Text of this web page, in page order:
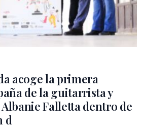
acoge la primera
de la guitarrista y
Falletta dentro de
d